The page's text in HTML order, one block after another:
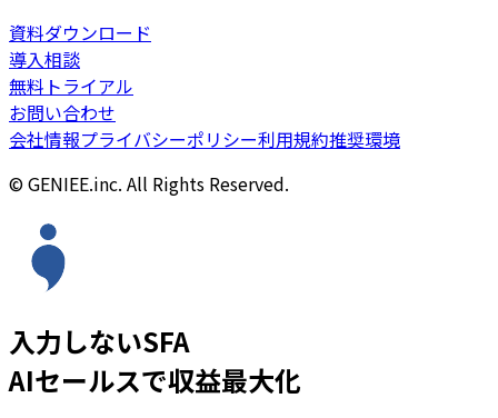
資料ダウンロード
導入相談
無料トライアル
お問い合わせ
会社情報プライバシーポリシー利用規約推奨環境
© GENIEE.inc. All Rights Reserved.
入力しないSFA
AIセールスで収益最大化